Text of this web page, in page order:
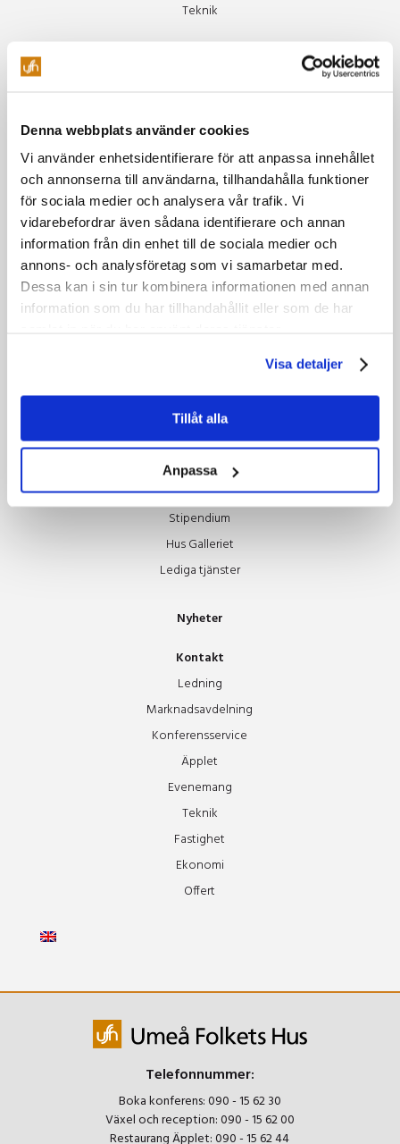
Denna webbplats använder cookies
Vi använder enhetsidentifierare för att anpassa innehållet
och annonserna till användarna, tillhandahålla funktioner
för sociala medier och analysera vår trafik. Vi
vidarebefordrar även sådana identifierare och annan
information från din enhet till de sociala medier och
annons- och analysföretag som vi samarbetar med.
Dessa kan i sin tur kombinera informationen med annan
information som du har tillhandahållit eller som de har
Visa detaljer
Tillåt alla
Anpassa
Teknik
Freja
Vinluncher
Beer Club
Soul Train
Miljö
Vår miljöpolicy
Gröna möten
Tillsammans hjälps vi åt
Om oss
Styrelsen
Guldäpplet
Stipendium
Hus Galleriet
Lediga tjänster
Nyheter
Kontakt
Ledning
Marknadsavdelning
Konferensservice
Äpplet
Evenemang
Teknik
Fastighet
Ekonomi
Offert
Telefonnummer:
Boka konferens:090 - 15 62 30
Växel och reception:090 - 15 62 00
Restaurang Äpplet:090 - 15 62 44